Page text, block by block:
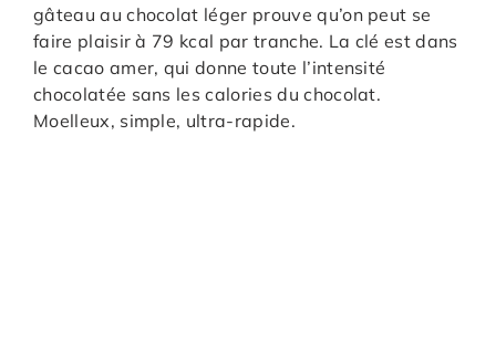
gâteau au chocolat léger prouve qu’on peut se
faire plaisir à 79 kcal par tranche. La clé est dans
le cacao amer, qui donne toute l’intensité
chocolatée sans les calories du chocolat.
Moelleux, simple, ultra-rapide.